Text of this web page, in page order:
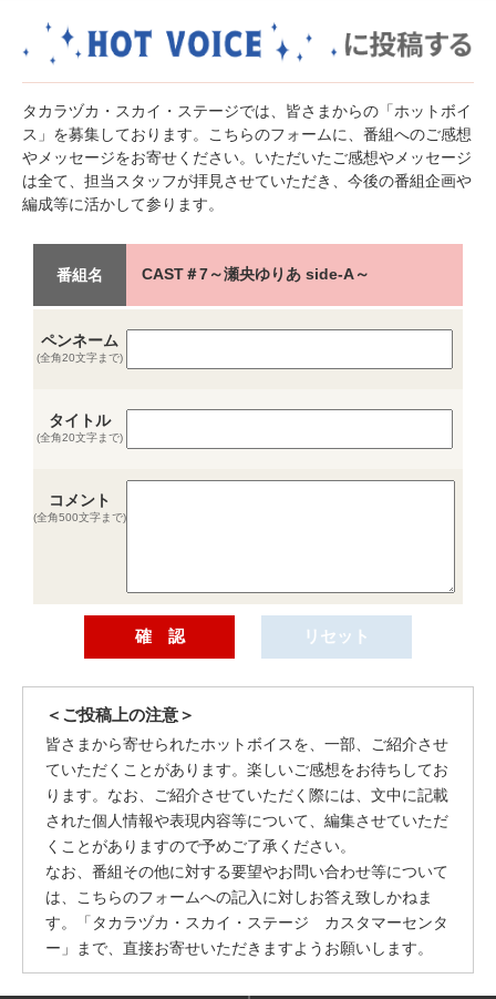
タカラヅカ・スカイ・ステージでは、皆さまからの「ホットボイ
ス」を募集しております。こちらのフォームに、番組へのご感想
やメッセージをお寄せください。いただいたご感想やメッセージ
は全て、担当スタッフが拝見させていただき、今後の番組企画や
編成等に活かして参ります。
番組名 CAST＃7～瀬央ゆりあ side-A～
ペンネーム
(全角20文字まで)
タイトル
(全角20文字まで)
コメント
(全角500文字まで)
＜ご投稿上の注意＞
皆さまから寄せられたホットボイスを、一部、ご紹介させ
ていただくことがあります。楽しいご感想をお待ちしてお
ります。なお、ご紹介させていただく際には、文中に記載
された個人情報や表現内容等について、編集させていただ
くことがありますので予めご了承ください。
なお、番組その他に対する要望やお問い合わせ等について
は、こちらのフォームへの記入に対しお答え致しかねま
す。「タカラヅカ・スカイ・ステージ カスタマーセンタ
ー」まで、直接お寄せいただきますようお願いします。